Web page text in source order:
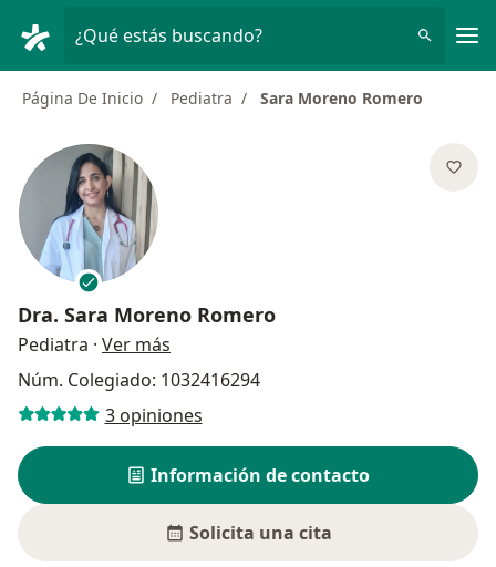
¿Qué estás buscando?
Página De Inicio Pediatra Sara Moreno Romero
Dra. Sara Moreno Romero
Pediatra · Ver más
Núm. Colegiado: 1032416294
3 opiniones
Información de contacto
Solicita una cita